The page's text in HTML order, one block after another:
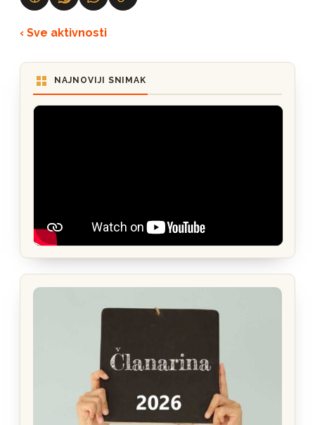
‹ Sve aktivnosti
NAJNOVIJI SNIMAK